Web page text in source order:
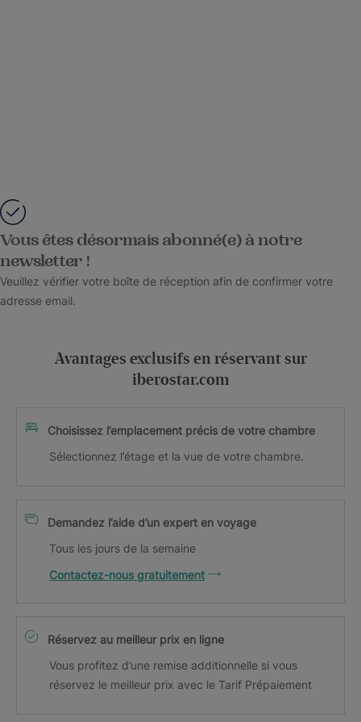
Vous êtes désormais abonné(e) à notre
newsletter !
Veuillez vérifier votre boîte de réception afin de confirmer votre
adresse email.
Avantages exclusifs en réservant sur
iberostar.com
Choisissez l’emplacement précis de votre chambre
Sélectionnez l’étage et la vue de votre chambre.
Demandez l’aide d’un expert en voyage
Tous les jours de la semaine
Contactez-nous gratuitement
Réservez au meilleur prix en ligne
Vous profitez d’une remise additionnelle si vous
réservez le meilleur prix avec le Tarif Prépaiement